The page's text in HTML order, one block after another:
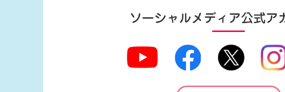
ソーシャルメディア公式ア